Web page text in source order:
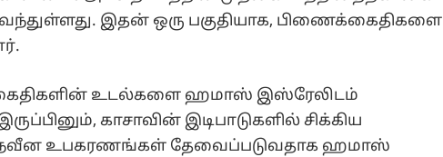
இதன் ஒரு பகுதியாக, பிணைக்கைதிகளை
உடல்களை ஹமாஸ் இஸ்ரேலிடம்
காசாவின் இடிபாடுகளில் சிக்கிய
உபகரணங்கள் தேவைப்படுவதாக ஹமாஸ்